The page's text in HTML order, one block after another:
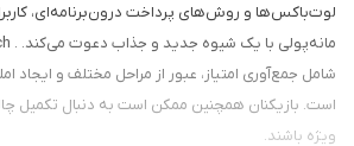
لوت‌باکس‌ها و روش‌های پرداخت درون‌برنامه‌ای،
شامل جمع‌آوری امتیاز، عبور از مراحل مختلف و ایجاد
است. بازیکنان همچنین ممکن است به دنبال تکمیل
ویژه باشند.